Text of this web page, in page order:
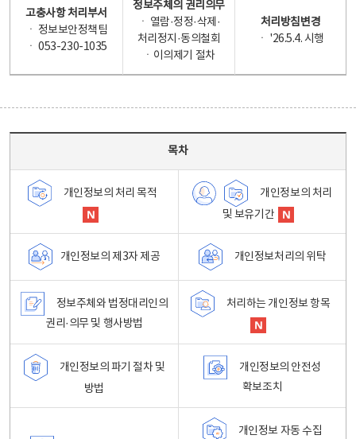
고충사항 처리부서
ㆍ 정보보안정책팀
ㆍ 053-230-1035
정보주체의 권리의무
ㆍ 열람·정정·삭제·
처리정지·동의철회
ㆍ이의제기 절차
처리방침변경
ㆍ '26.5.4. 시행
목차
개인정보의 처리 목적
개인정보의 처리
및 보유기간
개인정보의 제3자 제공 개인정보처리의 위탁
정보주체와 법정대리인의
권리·의무 및 행사방법
처리하는 개인정보 항목
개인정보의 파기 절차 및
방법
개인정보의 안전성
확보조치
개인정보 자동 수집